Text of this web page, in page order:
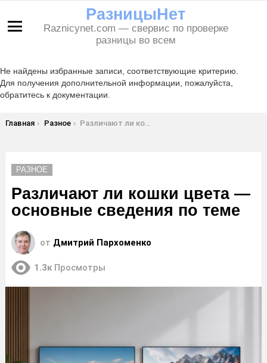
РазницыНет
Raznicynet.com — свервис по проверке
разницы во всем
Не найдены избранные записи, соответствующие критерию.
Для получения дополнительной информации, пожалуйста,
обратитесь к документации.
Вы здесь:
Главная Разное Различают ли кошки цвета — основные сведения по теме
РАЗНОЕ
Различают ли кошки цвета —
основные сведения по теме
от Дмитрий Пархоменко
1.3к Просмотры